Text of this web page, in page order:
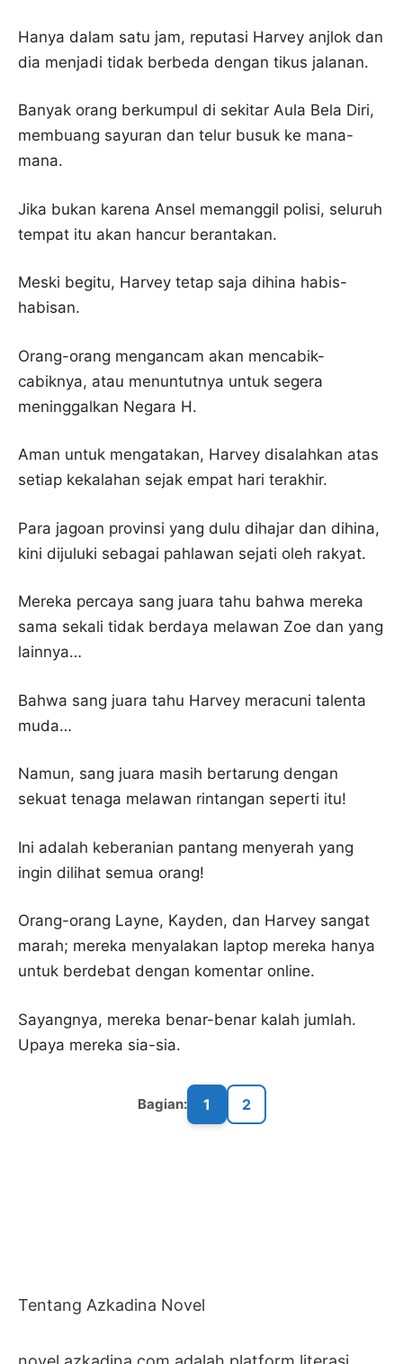
Hanya dalam satu jam, reputasi Harvey anjlok dan
dia menjadi tidak berbeda dengan tikus jalanan.
Banyak orang berkumpul di sekitar Aula Bela Diri,
membuang sayuran dan telur busuk ke mana-
mana.
Jika bukan karena Ansel memanggil polisi, seluruh
tempat itu akan hancur berantakan.
Meski begitu, Harvey tetap saja dihina habis-
habisan.
Orang-orang mengancam akan mencabik-
cabiknya, atau menuntutnya untuk segera
meninggalkan Negara H.
Aman untuk mengatakan, Harvey disalahkan atas
setiap kekalahan sejak empat hari terakhir.
Para jagoan provinsi yang dulu dihajar dan dihina,
kini dijuluki sebagai pahlawan sejati oleh rakyat.
Mereka percaya sang juara tahu bahwa mereka
sama sekali tidak berdaya melawan Zoe dan yang
lainnya…
Bahwa sang juara tahu Harvey meracuni talenta
muda…
Namun, sang juara masih bertarung dengan
sekuat tenaga melawan rintangan seperti itu!
Ini adalah keberanian pantang menyerah yang
ingin dilihat semua orang!
Orang-orang Layne, Kayden, dan Harvey sangat
marah; mereka menyalakan laptop mereka hanya
untuk berdebat dengan komentar online.
Sayangnya, mereka benar-benar kalah jumlah.
Upaya mereka sia-sia.
Bagian: 1 2
Tentang Azkadina Novel